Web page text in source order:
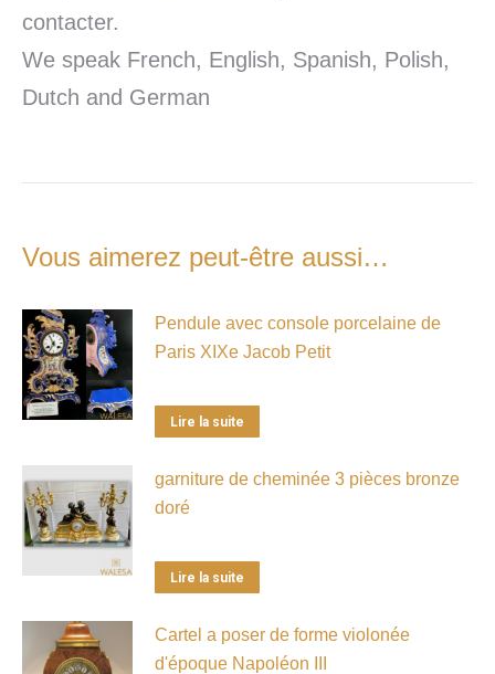
contacter.
We speak French, English, Spanish, Polish,
Dutch and German
Vous aimerez peut-être aussi…
Pendule avec console porcelaine de
Paris XIXe Jacob Petit
Lire la suite
garniture de cheminée 3 pièces bronze
doré
Lire la suite
Cartel a poser de forme violonée
d'époque Napoléon III